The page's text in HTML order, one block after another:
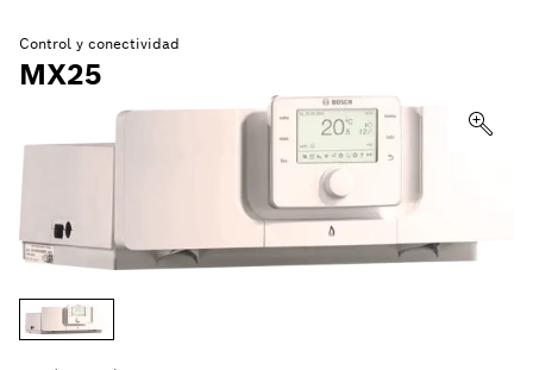
Control y conectividad
MX25